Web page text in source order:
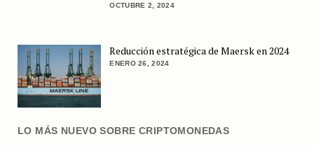
OCTUBRE 2, 2024
Reducción estratégica de Maersk en 2024
ENERO 26, 2024
LO MÁS NUEVO SOBRE CRIPTOMONEDAS